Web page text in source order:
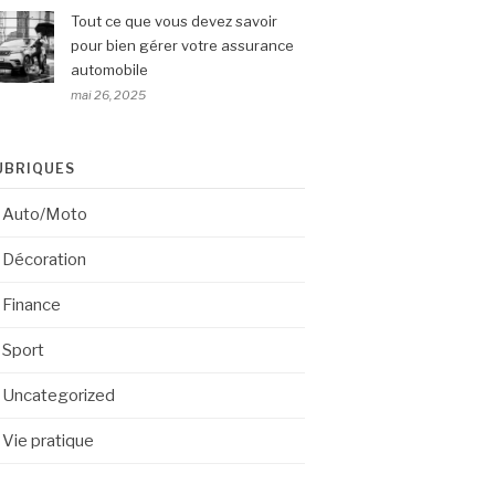
Tout ce que vous devez savoir
pour bien gérer votre assurance
automobile
mai 26, 2025
Auto/Moto
Décoration
Finance
Sport
Uncategorized
Vie pratique